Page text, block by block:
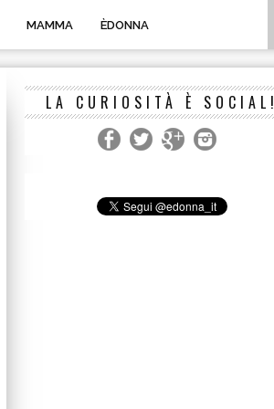
MAMMA ÈDONNA
LA CURIOSITÀ È SOCIAL!